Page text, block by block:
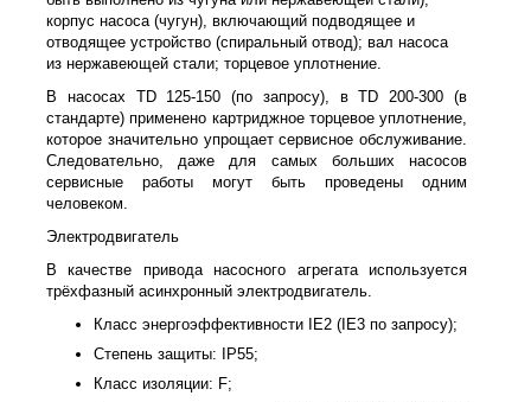
корпус насоса (чугун), включающий подводящее и
отводящее устройство (спиральный отвод); вал насоса
из нержавеющей стали; торцевое уплотнение.
В насосах TD 125-150 (по запросу), в TD 200-300 (в
стандарте) применено картриджное торцевое уплотнение,
которое значительно упрощает сервисное обслуживание.
Следовательно, даже для самых больших насосов
сервисные работы могут быть проведены одним
человеком.
Электродвигатель
В качестве привода насосного агрегата используется
трёхфазный асинхронный электродвигатель.
Класс энергоэффективности IE2 (IE3 по запросу);
Степень защиты: IP55;
Класс изоляции: F;